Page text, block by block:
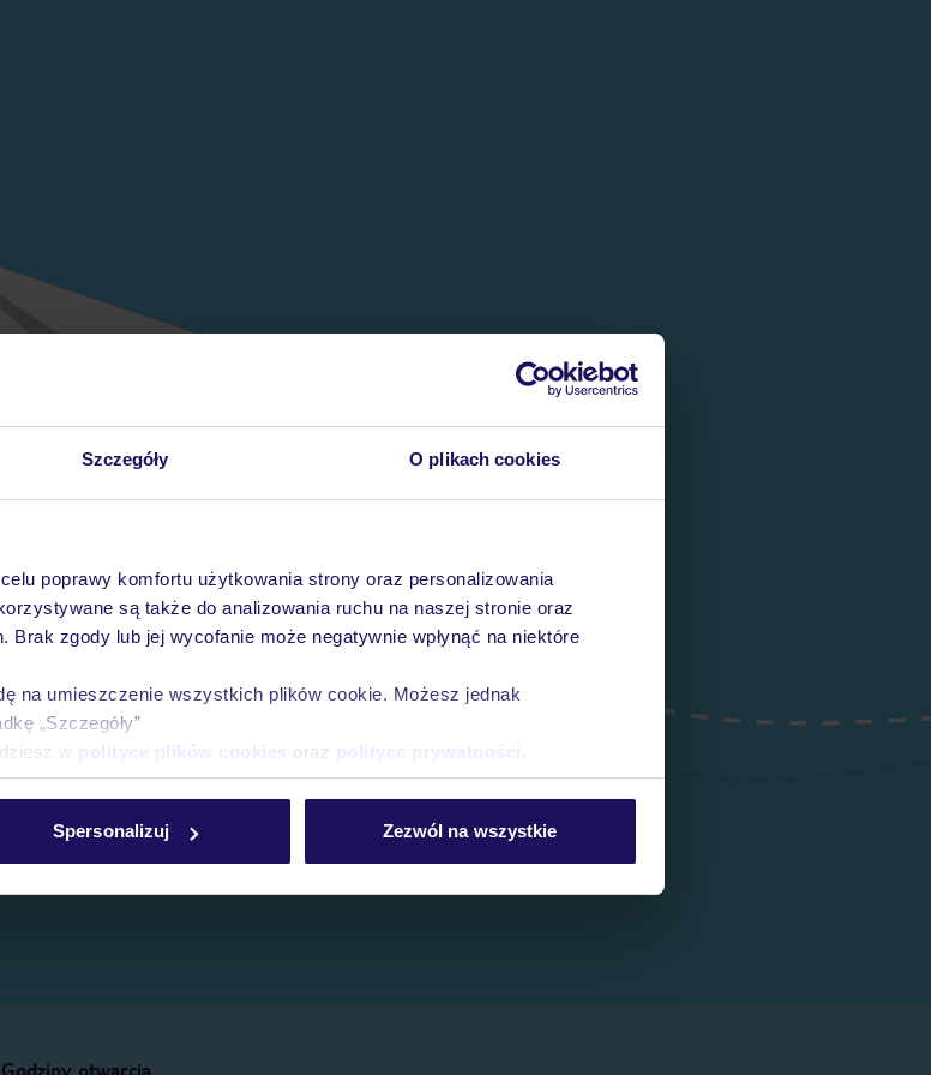
Szczegóły O plikach cookies
poprawy komfortu użytkowania strony oraz personalizowania
są także do analizowania ruchu na naszej stronie oraz
Brak zgody lub jej wycofanie może negatywnie wpłynąć na niektóre
na umieszczenie wszystkich plików cookie. Możesz jednak
„Szczegóły”
w polityce plików cookies oraz polityce prywatności
Spersonalizuj Zezwól na wszystkie
Godziny otwarcia